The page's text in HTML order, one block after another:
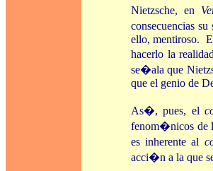
Nietzsche, en
consecuencias
ello, mentiroso.
hacerlo la
se�ala que
que el genio de
As�, pues, el
fenom�nicos de
es inherente al
acci�n a la que